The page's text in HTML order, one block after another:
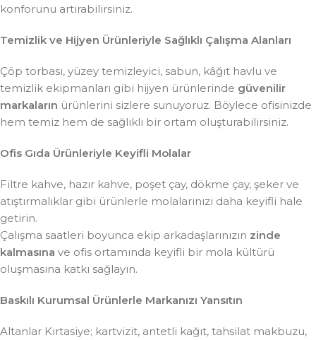
konforunu artırabilirsiniz.
Temizlik ve Hijyen Ürünleriyle Sağlıklı Çalışma Alanları
Çöp torbası, yüzey temizleyici, sabun, kâğıt havlu ve
temizlik ekipmanları gibi hijyen ürünlerinde güvenilir
markaların ürünlerini sizlere sunuyoruz. Böylece ofisinizde
hem temiz hem de sağlıklı bir ortam oluşturabilirsiniz.
Ofis Gıda Ürünleriyle Keyifli Molalar
Filtre kahve, hazır kahve, poşet çay, dökme çay, şeker ve
atıştırmalıklar gibi ürünlerle molalarınızı daha keyifli hale
getirin.
Çalışma saatleri boyunca ekip arkadaşlarınızın zinde
kalmasına ve ofis ortamında keyifli bir mola kültürü
oluşmasına katkı sağlayın.
Baskılı Kurumsal Ürünlerle Markanızı Yansıtın
Altanlar Kırtasiye; kartvizit, antetli kağıt, tahsilat makbuzu,